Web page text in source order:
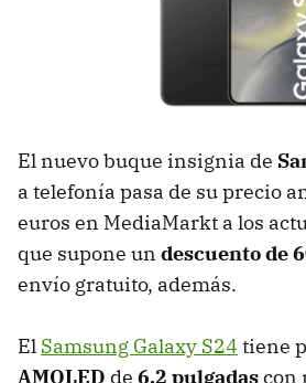
El nuevo buque insignia de
a telefonía pasa de su precio
euros en MediaMarkt a los
que supone un descuento de
envío gratuito, además.
El Samsung Galaxy S24 tiene
AMOLED de 6,2 pulgadascon